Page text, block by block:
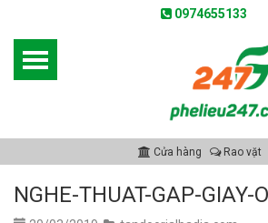
0974655133
Cửa hàng Rao vặt
NGHE-THUAT-GAP-GIAY-